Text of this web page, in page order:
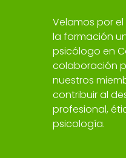
Velamos por
la formación
psicólogo en
colaboración
nuestros
contribuir al
profesional,
psicología.